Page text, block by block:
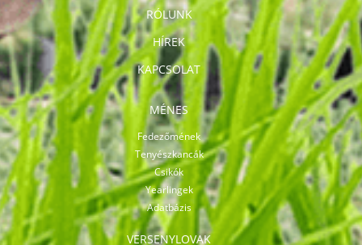
RÓLUNK
HÍREK
KAPCSOLAT
MÉNES
Fedezőmének
Tenyészkancák
Csikók
Yearlingek
Adatbázis
VERSENYLOVAK